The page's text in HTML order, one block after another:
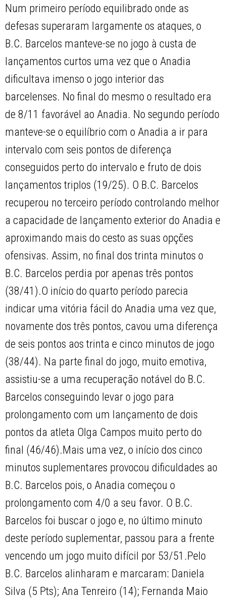
Num primeiro período equilibrado onde as
defesas superaram largamente os ataques, o
B.C. Barcelos manteve-se no jogo à custa de
lançamentos curtos uma vez que o Anadia
dificultava imenso o jogo interior das
barcelenses. No final do mesmo o resultado era
de 8/11 favorável ao Anadia. No segundo período
manteve-se o equilíbrio com o Anadia a ir para
intervalo com seis pontos de diferença
conseguidos perto do intervalo e fruto de dois
lançamentos triplos (19/25). O B.C. Barcelos
recuperou no terceiro período controlando melhor
a capacidade de lançamento exterior do Anadia e
aproximando mais do cesto as suas opções
ofensivas. Assim, no final dos trinta minutos o
B.C. Barcelos perdia por apenas três pontos
(38/41).O início do quarto período parecia
indicar uma vitória fácil do Anadia uma vez que,
novamente dos três pontos, cavou uma diferença
de seis pontos aos trinta e cinco minutos de jogo
(38/44). Na parte final do jogo, muito emotiva,
assistiu-se a uma recuperação notável do B.C.
Barcelos conseguindo levar o jogo para
prolongamento com um lançamento de dois
pontos da atleta Olga Campos muito perto do
final (46/46).Mais uma vez, o início dos cinco
minutos suplementares provocou dificuldades ao
B.C. Barcelos pois, o Anadia começou o
prolongamento com 4/0 a seu favor. O B.C.
Barcelos foi buscar o jogo e, no último minuto
deste período suplementar, passou para a frente
vencendo um jogo muito difícil por 53/51.Pelo
B.C. Barcelos alinharam e marcaram: Daniela
Silva (5 Pts); Ana Tenreiro (14); Fernanda Maio